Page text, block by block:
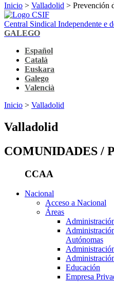
Inicio > Valladolid > Prevención
Central Sindical Independente e
GALEGO
Español
Català
Euskara
Galego
Valencià
Inicio > Valladolid
Valladolid
COMUNIDADES /
CCAA
Nacional
Acceso a Nacional
Áreas
Autónomas
Educación
Empresa